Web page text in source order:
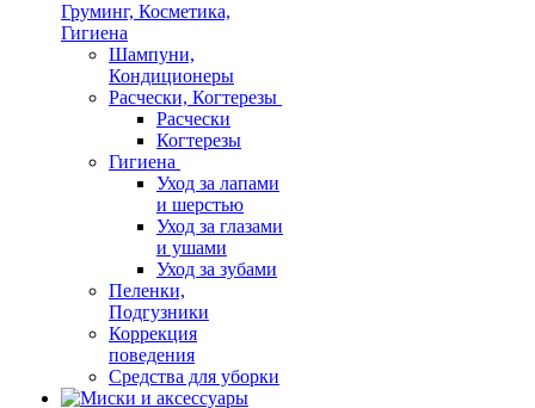
Груминг, Косметика,
Гигиена
Шампуни,
Кондиционеры
Расчески, Когтерезы
Расчески
Когтерезы
Гигиена
Уход за лапами
и шерстью
Уход за глазами
и ушами
Уход за зубами
Пеленки,
Подгузники
Коррекция
поведения
Средства для уборки